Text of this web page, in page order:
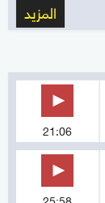
المزيد
21:06